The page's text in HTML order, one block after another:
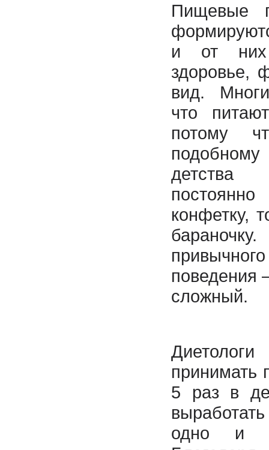
Пищевые
и от них
здоровье,
вид.
что
потому
конфетку,
поведения
сложный.
принимать
5 раз в
одно и